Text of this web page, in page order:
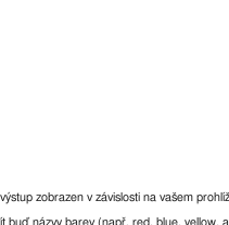
zobrazen v závislosti na vašem
buď názvy barev (např. red, blue,